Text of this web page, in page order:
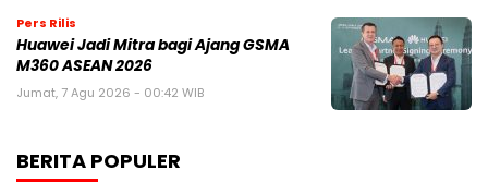
Pers Rilis
Huawei Jadi Mitra bagi Ajang GSMA
M360 ASEAN 2026
Jumat, 7 Agu 2026 - 00:42 WIB
BERITA POPULER